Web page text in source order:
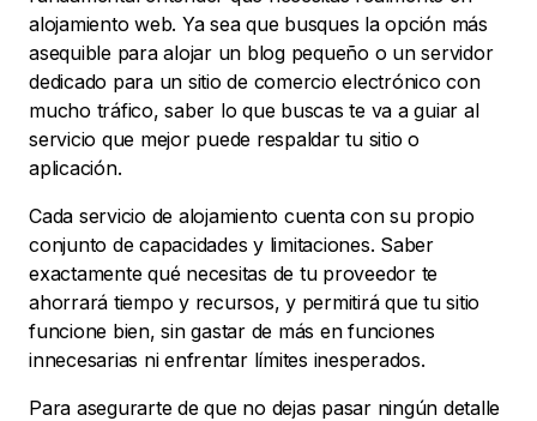
alojamiento web. Ya sea que busques la opción más
asequible para alojar un blog pequeño o un servidor
dedicado para un sitio de comercio electrónico con
mucho tráfico, saber lo que buscas te va a guiar al
servicio que mejor puede respaldar tu sitio o
aplicación.
Cada servicio de alojamiento cuenta con su propio
conjunto de capacidades y limitaciones. Saber
exactamente qué necesitas de tu proveedor te
ahorrará tiempo y recursos, y permitirá que tu sitio
funcione bien, sin gastar de más en funciones
innecesarias ni enfrentar límites inesperados.
Para asegurarte de que no dejas pasar ningún detalle